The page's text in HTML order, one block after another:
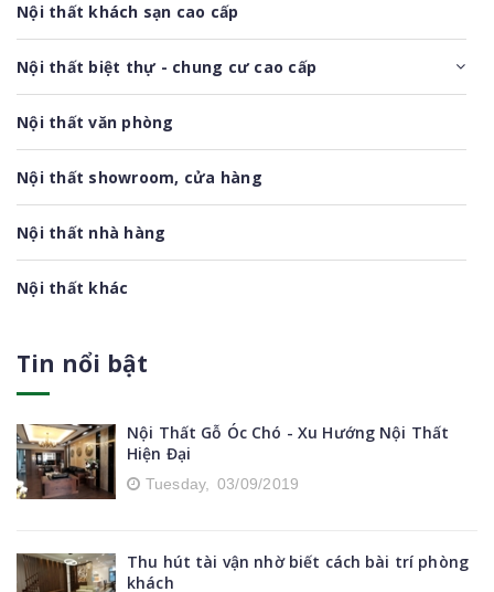
Nội thất khách sạn cao cấp
Nội thất biệt thự - chung cư cao cấp
Nội thất văn phòng
Nội thất showroom, cửa hàng
Nội thất nhà hàng
Nội thất khác
Tin nổi bật
Nội Thất Gỗ Óc Chó - Xu Hướng Nội Thất
Hiện Đại
Tuesday, 03/09/2019
Thu hút tài vận nhờ biết cách bài trí phòng
khách